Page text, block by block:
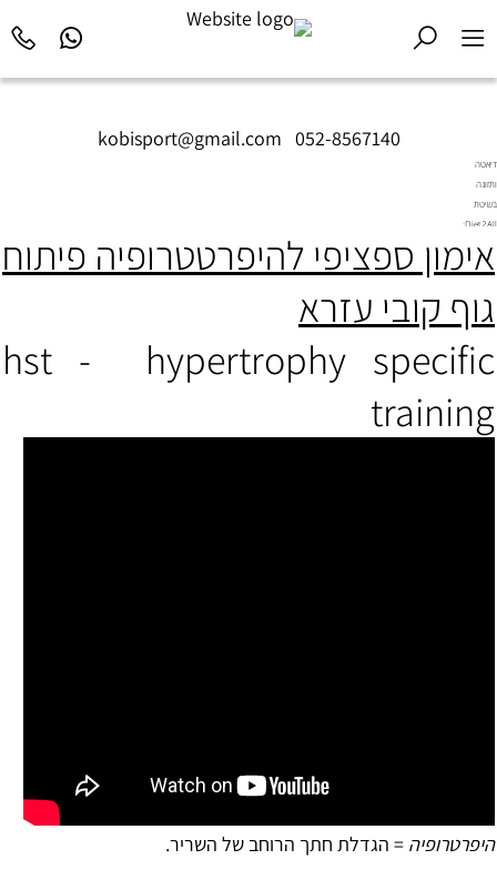
kobisport@gmail.com 052-8567140
דיאטה
ותזונה
בשיטת
Diet2All:
שמאחורי
המושלם.
אימון ספציפי להיפרטטרופיה פיתוח
גוף קובי עזרא
hst - hypertrophy specific
training
היפרטרופיה = הגדלת חתך הרוחב של השריר.